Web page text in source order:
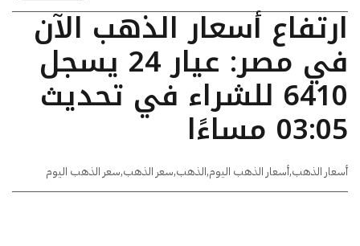
ارتفاع أسعار الذهب الآن
في مصر: عيار 24 يسجل
6410 للشراء في تحديث
03:05 مساءًا
أسعار الذهب,أسعار الذهب اليوم,الذهب,سعر الذهب,سعر الذهب اليوم